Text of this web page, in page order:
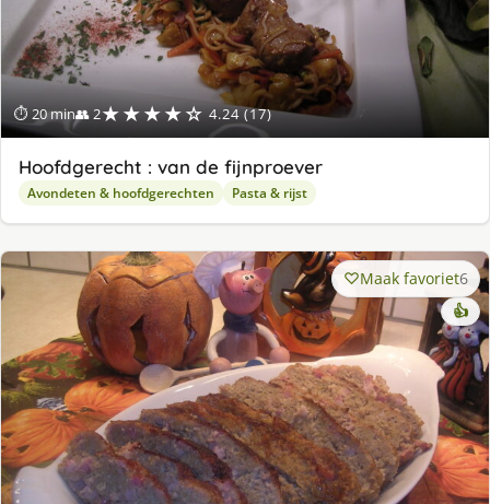
⏱ 20 min👥 2★★★★☆ 4.24 (17)
Hoofdgerecht : van de fijnproever
Avondeten & hoofdgerechten Pasta & rijst
Maak favoriet6
👍